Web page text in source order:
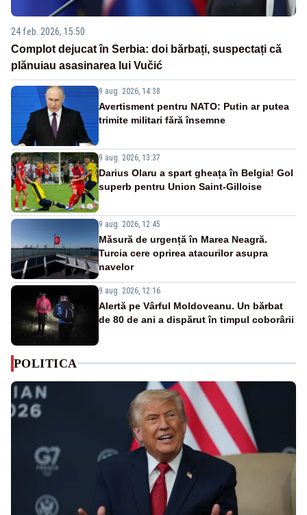
24 feb. 2026, 15:50
Complot dejucat în Serbia: doi bărbați, suspectați că
plănuiau asasinarea lui Vučić
9 aug. 2026, 14:38
Avertisment pentru NATO: Putin ar putea
trimite militari fără însemne
9 aug. 2026, 13:37
Darius Olaru a spart gheața în Belgia! Gol
superb pentru Union Saint-Gilloise
9 aug. 2026, 12:45
Măsură de urgență în Marea Neagră.
Turcia cere oprirea atacurilor asupra
navelor
9 aug. 2026, 12:16
Alertă pe Vârful Moldoveanu. Un bărbat
de 80 de ani a dispărut în timpul coborârii
POLITICA